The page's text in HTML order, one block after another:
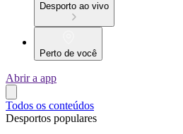
Desporto ao vivo
Perto de você
Abrir a app
Todos os conteúdos
Desportos populares